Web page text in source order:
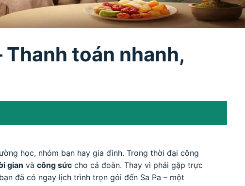
Thanh toán nhanh,
học, nhóm bạn hay gia đình. Trong thời đại công
gian và công sức cho cả đoàn. Thay vì phải gặp trực
đã có ngay lịch trình trọn gói đến Sa Pa – một